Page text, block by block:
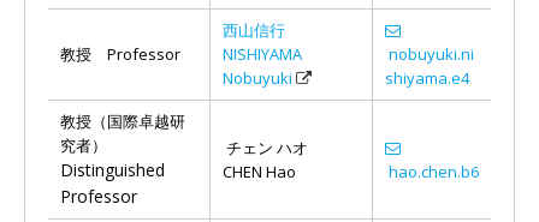
教授 Professor
西山信行
NISHIYAMA
Nobuyuki
nobuyuki.ni
shiyama.e4
教授（国際卓越研
究者）
Distinguished
Professor
チェン ハオ
CHEN Hao
hao.chen.b6